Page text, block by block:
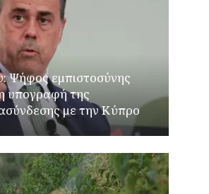
Ψήφος εμπιστοσύνης
υπογραφή της
με την Κύπρο